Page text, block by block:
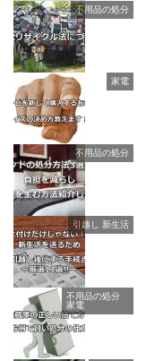
不用品の処分
家電
不用品の処分
引越し 新生活
不用品の処分
家電